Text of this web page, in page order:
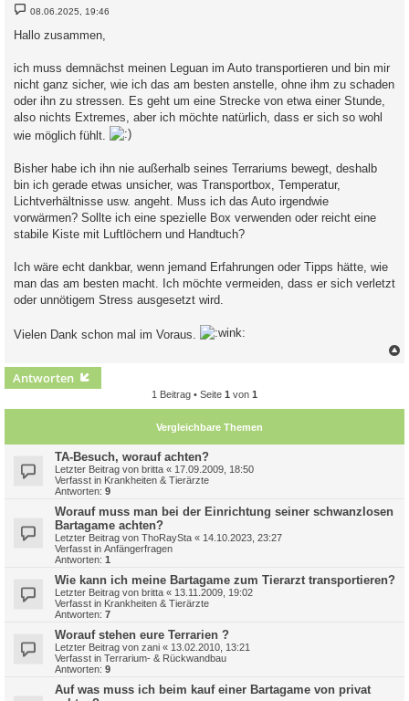
B
e
i
t
g
08.06.2025, 19:46
Hallo zusammen,
ich muss demnächst meinen Leguan im Auto transportieren und bin mir
nicht ganz sicher, wie ich das am besten anstelle, ohne ihm zu schaden
oder ihn zu stressen. Es geht um eine Strecke von etwa einer Stunde,
also nichts Extremes, aber ich möchte natürlich, dass er sich so wohl
wie möglich fühlt.
Bisher habe ich ihn nie außerhalb seines Terrariums bewegt, deshalb
bin ich gerade etwas unsicher, was Transportbox, Temperatur,
Lichtverhältnisse usw. angeht. Muss ich das Auto irgendwie
vorwärmen? Sollte ich eine spezielle Box verwenden oder reicht eine
stabile Kiste mit Luftlöchern und Handtuch?
Ich wäre echt dankbar, wenn jemand Erfahrungen oder Tipps hätte, wie
man das am besten macht. Ich möchte vermeiden, dass er sich verletzt
oder unnötigem Stress ausgesetzt wird.
Vielen Dank schon mal im Voraus.
b
Antworten
1 Beitrag • Seite 1 von 1
Vergleichbare Themen
TA-Besuch, worauf achten?
Letzter Beitrag von britta « 17.09.2009, 18:50
Verfasst in Krankheiten & Tierärzte
Antworten: 9
Worauf muss man bei der Einrichtung seiner schwanzlosen
Bartagame achten?
Letzter Beitrag von ThoRaySta « 14.10.2023, 23:27
Verfasst in Anfängerfragen
Antworten: 1
Wie kann ich meine Bartagame zum Tierarzt transportieren?
Letzter Beitrag von britta « 13.11.2009, 19:02
Verfasst in Krankheiten & Tierärzte
Antworten: 7
Worauf stehen eure Terrarien ?
Letzter Beitrag von zani « 13.02.2010, 13:21
Verfasst in Terrarium- & Rückwandbau
Antworten: 9
Auf was muss ich beim kauf einer Bartagame von privat